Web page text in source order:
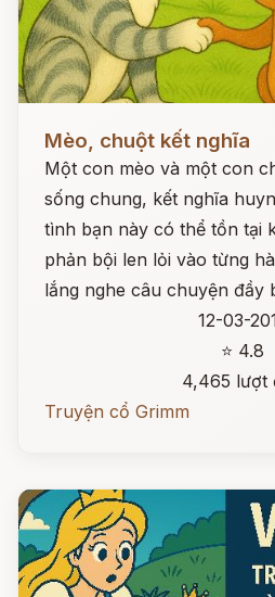
Mèo, chuột kết nghĩa
Một con mèo và một con
sống chung, kết nghĩa
tình bạn này có thể tồn tại
phản bội len lỏi vào từng
lắng nghe câu chuyện đầy
12-03-
⭐ 4.8
4,465 lượt
Truyện cổ Grimm